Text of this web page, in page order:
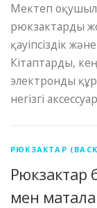
Мектеп
рюкзактарды
қауіпсіздік
Кітаптарды,
электронды
негізгі
РЮКЗАКТАР
Рюкзактар
мен